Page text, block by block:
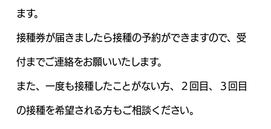
ます。
接種券が届きましたら接種の予約ができますので、受
付までご連絡をお願いいたします。
また、一度も接種したことがない方、２回目、３回目
の接種を希望される方もご相談ください。